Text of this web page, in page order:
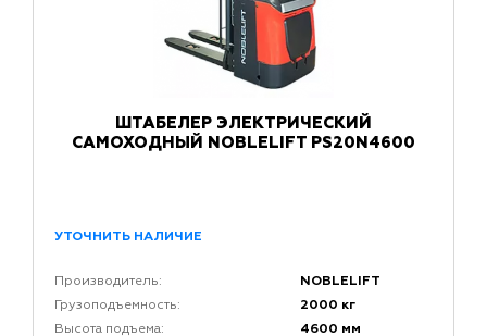
ШТАБЕЛЕР ЭЛЕКТРИЧЕСКИЙ
САМОХОДНЫЙ NOBLELIFT PS20N4600
УТОЧНИТЬ НАЛИЧИЕ
Производитель: NOBLELIFT
Грузоподъемность: 2000 кг
Высота подъема: 4600 мм